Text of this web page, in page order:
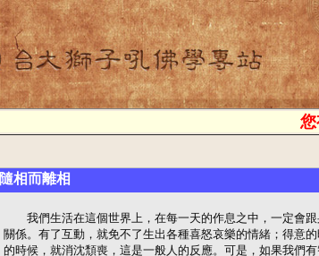
隨相而離相
我們生活在這個世界上，在每一天的作息之中，一定會跟
關係。有了互動，就免不了生出各種喜怒哀樂的情緒；得意
的時候，就消沈頹喪，這是一般人的反應。可是，如果我們